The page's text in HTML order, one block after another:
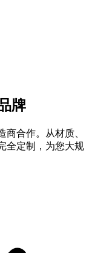
牌
合作。从材质、
全定制，为您大规